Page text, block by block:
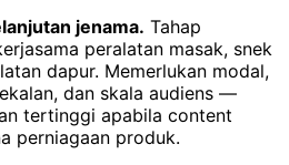
jenama. Tahap
peralatan masak, snek
dapur. Memerlukan modal,
dan skala audiens —
tertinggi apabila content
perniagaan produk.